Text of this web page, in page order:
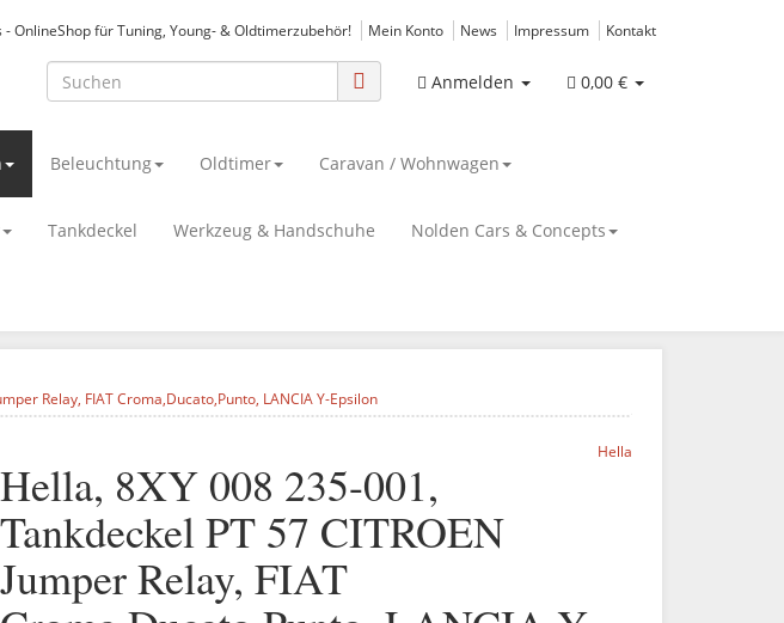
OnlineShop für Tuning, Young- & Oldtimerzubehör! Mein Konto News Impressum Kontakt
Anmelden 0,00 €
Beleuchtung Oldtimer Caravan / Wohnwagen
Tankdeckel Werkzeug & Handschuhe Nolden Cars & Concepts
Relay, FIAT Croma,Ducato,Punto, LANCIA Y-Epsilon
Hella
Hella, 8XY 008 235-001,
Tankdeckel PT 57 CITROEN
Jumper Relay, FIAT